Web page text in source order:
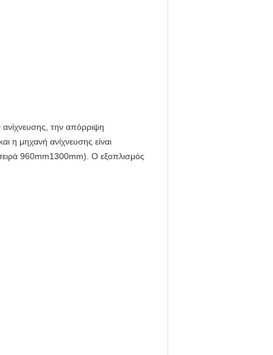
ανίχνευσης, την απόρριψη
η μηχανή ανίχνευσης είναι
960mm1300mm). Ο εξοπλισμός